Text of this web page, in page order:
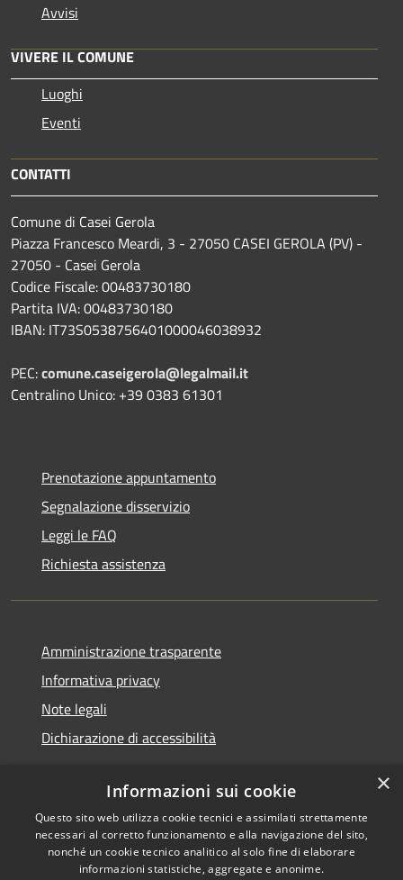
Avvisi
VIVERE IL COMUNE
Luoghi
Eventi
CONTATTI
Comune di Casei Gerola
Piazza Francesco Meardi, 3 - 27050 CASEI GEROLA (PV) -
27050 - Casei Gerola
Codice Fiscale: 00483730180
Partita IVA: 00483730180
IBAN: IT73S0538756401000046038932
PEC:comune.caseigerola@legalmail.it
Centralino Unico: +39 0383 61301
Prenotazione appuntamento
Segnalazione disservizio
Leggi le FAQ
Richiesta assistenza
Amministrazione trasparente
Informativa privacy
Note legali
Dichiarazione di accessibilità
RSS
Accessibilità
Copyright © 2026 • Comune di
Casei Gerola • Powered by
Municipium•Accesso
×
Informazioni sui cookie
Questo sito web utilizza cookie tecnici e assimilati strettamente
necessari al corretto funzionamento e alla navigazione del sito,
nonché un cookie tecnico analitico al solo fine di elaborare
informazioni statistiche, aggregate e anonime.